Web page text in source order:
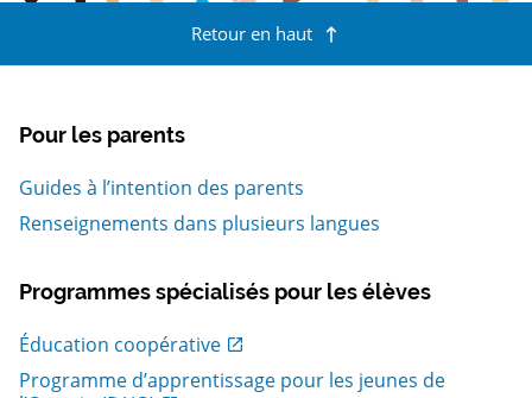
Retour en haut
Pour les parents
Guides à l’intention des parents
Renseignements dans plusieurs langues
Programmes spécialisés pour les élèves
Éducation coopérative
, Ouvrir dans une nouvelle fenetre
Programme d’apprentissage pour les jeunes de